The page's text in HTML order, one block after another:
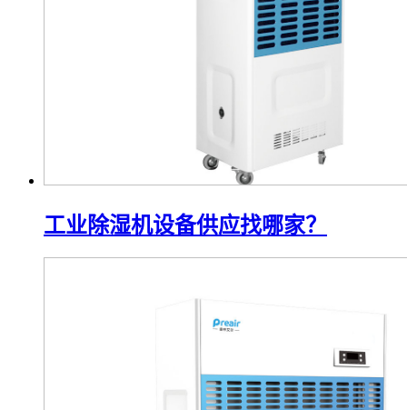
工业除湿机设备供应找哪家？